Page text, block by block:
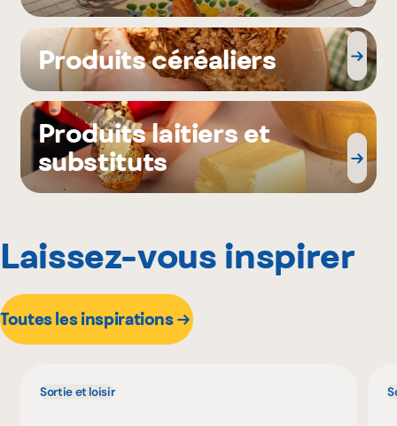
Produits céréaliers
Produits laitiers et
substituts
Laissez-vous inspirer
Toutes les inspirations
Sortie et loisir